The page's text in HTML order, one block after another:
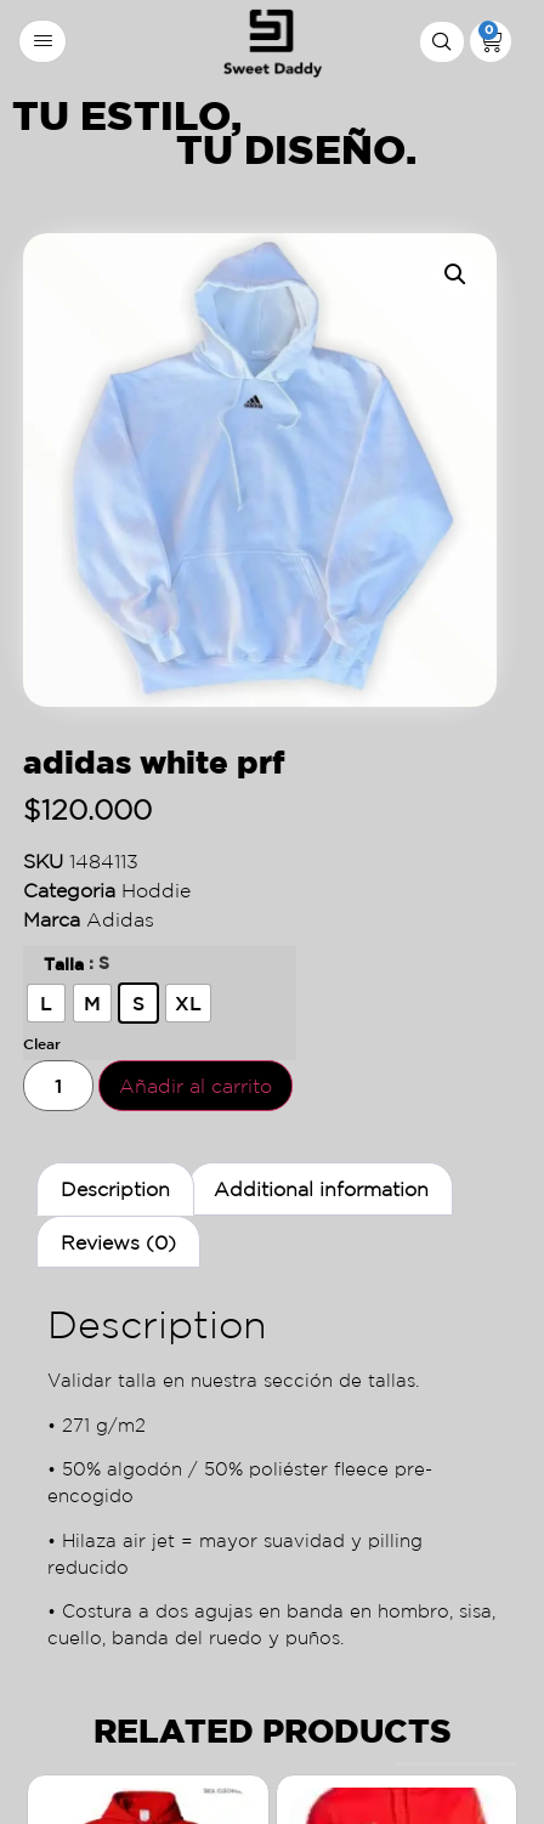
0
TU ESTILO,
TU DISEÑO.
adidas white prf
$120.000
SKU 1484113
Categoria Hoddie
Marca Adidas
Talla : S
L M S XL
Clear
Añadir al carrito
Description Additional information
Reviews (0)
Description
Validar talla en nuestra sección de tallas.
• 271 g/m2
• 50% algodón / 50% poliéster fleece pre-
encogido
• Hilaza air jet = mayor suavidad y pilling
reducido
• Costura a dos agujas en banda en hombro, sisa,
cuello, banda del ruedo y puños.
RELATED PRODUCTS